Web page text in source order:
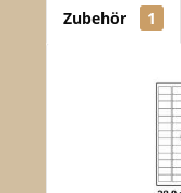
Zubehör 1